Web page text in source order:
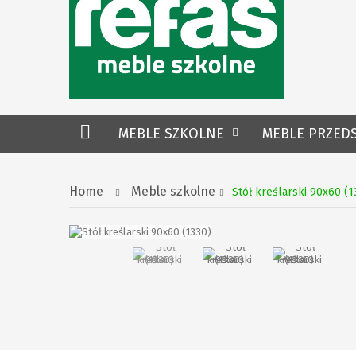
MEBLE SZKOLNE MEBLE
Home Meble szkolne Stół kreślarski 90x60